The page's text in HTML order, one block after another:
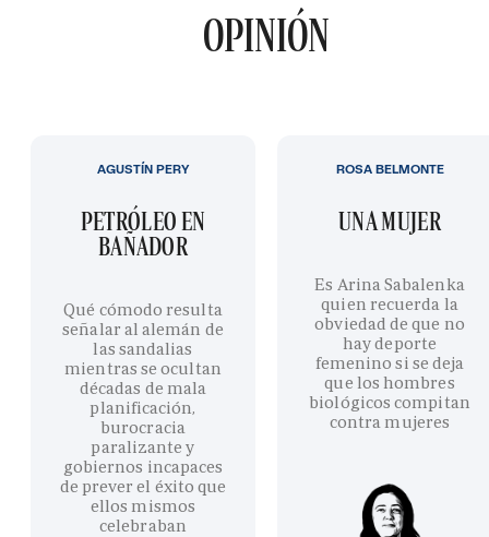
OPINIÓN
PETRÓLEO EN
BAÑADOR
Qué cómodo resulta
señalar al alemán de
las sandalias
mientras se ocultan
décadas de mala
planificación,
burocracia
paralizante y
gobiernos incapaces
de prever el éxito que
ellos mismos
celebraban
AGUSTÍN PERY
UNA MUJER
Es Arina Sabalenka
quien recuerda la
obviedad de que no
hay deporte
femenino si se deja
que los hombres
biológicos compitan
contra mujeres
ROSA BELMONTE